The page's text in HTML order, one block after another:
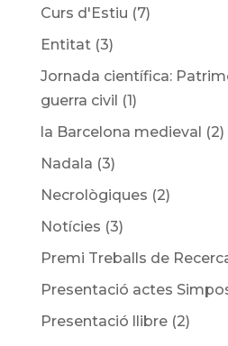
Curs d'Estiu (7)
Entitat(3)
Jornada científica:
guerra civil (1)
la Barcelona medieval (2)
Nadala (3)
Necrològiques (2)
Notícies (3)
Premi Treballs de
Presentació actes
Presentació llibre(2)